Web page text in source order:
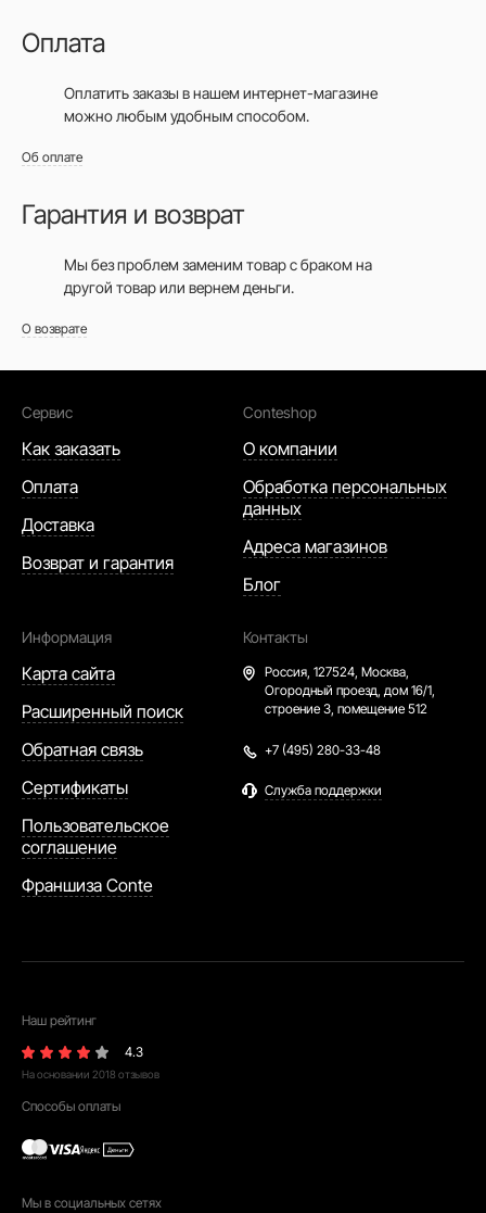
Оплата
Оплатить заказы в нашем интернет-магазине
можно любым удобным способом.
Об оплате
Гарантия и возврат
Мы без проблем заменим товар с браком на
другой товар или вернем деньги.
О возврате
Сервис
Как заказать
Оплата
Доставка
Возврат и гарантия
Conteshop
О компании
Обработка персональных
данных
Адреса магазинов
Блог
Информация
Карта сайта
Расширенный поиск
Обратная связь
Сертификаты
Пользовательское
соглашение
Франшиза Conte
Контакты
Россия, 127524, Москва,
Огородный проезд, дом 16/1,
строение 3, помещение 512
+7 (495) 280-33-48
Служба поддержки
Наш рейтинг
4.3
На основании 2018 отзывов
Способы оплаты
Мы в социальных сетях